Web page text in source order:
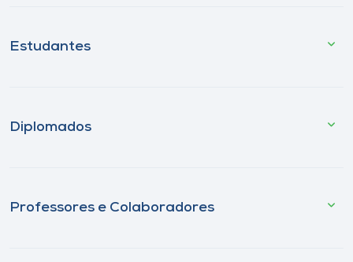
Estudantes
Diplomados
Professores e Colaboradores